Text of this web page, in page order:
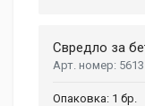
Свредло за
1 бр.